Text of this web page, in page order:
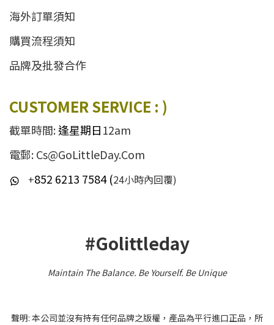
海外訂單須知
購買流程須知
品牌及批發合作
CUSTOMER SERVICE : )
截單時間:逢星期日12am
電郵: Cs@GoLittleDay.Com
+852 6213 7584 (24小時內回覆)
#Golittleday
Maintain The Balance. Be Yourself.Be Unique
聲明: 本公司並沒有持有任何品牌之版權，產品為平行進口正品，所